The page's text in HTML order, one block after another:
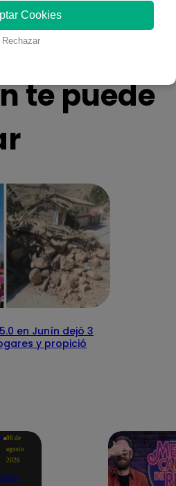
te puede
en Junín dejó 3
y propició
06 de
agosto
2026
Cookies
Rechazar